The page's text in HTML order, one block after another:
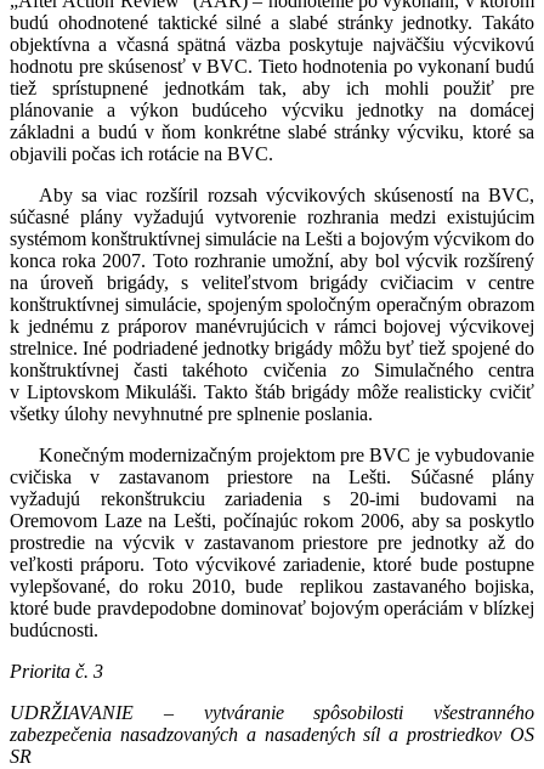
budú ohodnotené taktické silné a slabé stránky jednotky. Takáto
objektívna a včasná spätná väzba poskytuje najväčšiu výcvikovú
hodnotu pre skúsenosť v BVC. Tieto hodnotenia po vykonaní budú
tiež sprístupnené jednotkám tak, aby ich mohli použiť pre
plánovanie a výkon budúceho výcviku jednotky na domácej
základni a budú v ňom konkrétne slabé stránky výcviku, ktoré sa
objavili počas ich rotácie na BVC.
Aby sa viac rozšíril rozsah výcvikových skúseností na BVC,
súčasné plány vyžadujú vytvorenie rozhrania medzi existujúcim
systémom konštruktívnej simulácie na Lešti a bojovým výcvikom do
konca roka 2007. Toto rozhranie umožní, aby bol výcvik rozšírený
na úroveň brigády, s veliteľstvom brigády cvičiacim v centre
konštruktívnej simulácie, spojeným spoločným operačným obrazom
k jednému z práporov manévrujúcich v rámci bojovej výcvikovej
strelnice. Iné podriadené jednotky brigády môžu byť tiež spojené do
konštruktívnej časti takéhoto cvičenia zo Simulačného centra
v Liptovskom Mikuláši. Takto štáb brigády môže realisticky cvičiť
všetky úlohy nevyhnutné pre splnenie poslania.
Konečným modernizačným projektom pre BVC je vybudovanie
cvičiska v zastavanom priestore na Lešti. Súčasné plány
vyžadujú rekonštrukciu zariadenia s 20-imi budovami na
Oremovom Laze na Lešti, počínajúc rokom 2006, aby sa poskytlo
prostredie na výcvik v zastavanom priestore pre jednotky až do
veľkosti práporu. Toto výcvikové zariadenie, ktoré bude postupne
vylepšované, do roku 2010, bude replikou zastavaného bojiska,
ktoré bude pravdepodobne dominovať bojovým operáciám v blízkej
budúcnosti.
Priorita č. 3
UDRŽIAVANIE – vytváranie spôsobilosti všestranného
zabezpečenia nasadzovaných a nasadených síl a prostriedkov OS
SR